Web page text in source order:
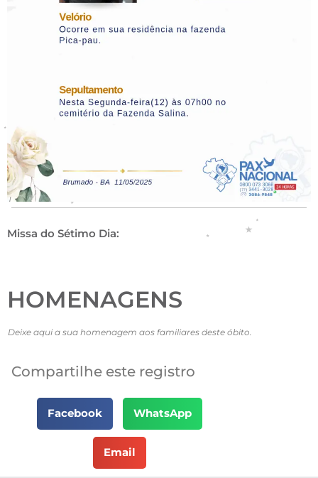
Missa do Sétimo Dia:
HOMENAGENS
Deixe aqui a sua homenagem aos familiares deste óbito.
Compartilhe este registro
Facebook WhatsApp
Email